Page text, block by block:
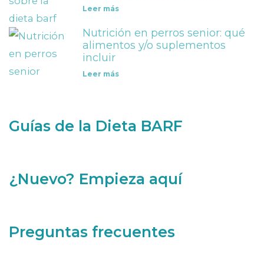
Leer más
Nutrición en perros senior: qué
alimentos y/o suplementos
incluir
Leer más
Guías de la Dieta BARF
¿Nuevo? Empieza aquí
Preguntas frecuentes